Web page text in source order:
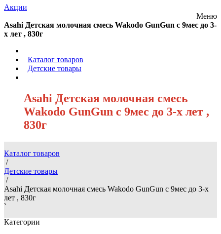
Акции
Меню
Asahi Детская молочная смесь Wakodo GunGun с 9мес до 3-
х лет , 830г
Каталог товаров
Детские товары
Asahi Детская молочная смесь
Wakodo GunGun с 9мес до 3-х лет ,
830г
Каталог товаров
/
Детские товары
/
Asahi Детская молочная смесь Wakodo GunGun с 9мес до 3-х
лет , 830г
`
Категории